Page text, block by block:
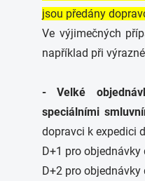
jsou předány
Ve výjimečných
například při
- Velké
speciálními
dopravci k expedici
D+1 pro objednávky
D+2 pro objednávky